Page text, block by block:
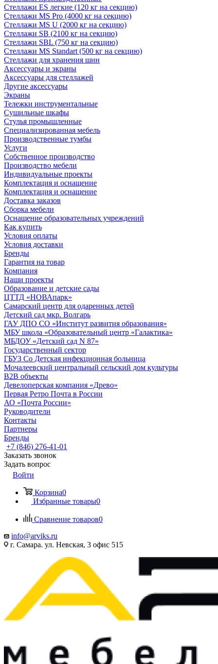
Стеллажи ES легкие (120 кг на секцию)
Стеллажи MS Pro (4000 кг на секцию)
Стеллажи MS U (2000 кг на секцию)
Стеллажи SB (2100 кг на секцию)
Стеллажи SBL (750 кг на секцию)
Стеллажи MS Standart (500 кг на секцию)
Стеллажи для хранения шин
Аксессуары и экраны
Аксессуары для стеллажей
Другие аксессуары
Экраны
Тележки инструментальные
Сушильные шкафы
Стулья промышленные
Специализированная мебель
Производственные тумбы
Услуги
Собственное производство
Производство мебели
Индивидуальные проекты
Комплектация и оснащение
Комплектация и оснащение
Доставка заказов
Сборка мебели
Оснащение образовательных учреждений
Как купить
Условия оплаты
Условия доставки
Бренды
Гарантия на товар
Компания
Наши проекты
Образование и детские сады
ЦТТД «НОВАпарк»
Самарский центр для одаренных детей
Детский сад мкр. Волгарь
ГАУ ДПО СО «Институт развития образования»
МБУ школа «Образовательный центр «Галактика»
МБДОУ «Детский сад N 87»
Государственный сектор
ГБУЗ Со Детская инфекционная больница
Мочалеевский центральный сельский дом культуры
B2B объекты
Девелоперская компания «Древо»
Первая Ретро Почта в России
АО «Почта России»
Руководители
Контакты
Партнеры
Бренды
+7 (846) 276-41-01
Заказать звонок
Задать вопрос
Войти
Корзина0
Избранные товары0
Сравнение товаров0
info@arviks.ru
г. Самара. ул. Невская, 3 офис 515